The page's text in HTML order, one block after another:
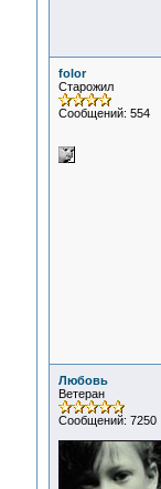
folor
Старожил
Сообщений: 554
Любовь
Ветеран
Сообщений: 7250